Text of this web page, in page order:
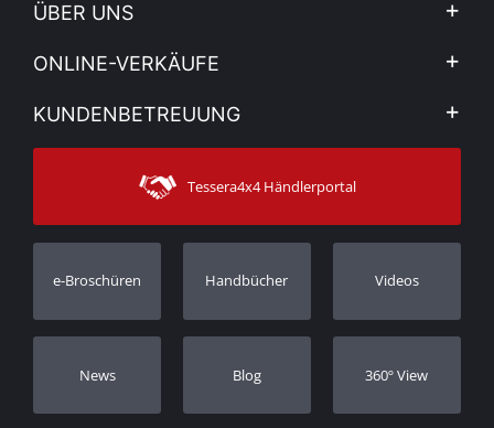
ÜBER UNS
Firma
Sehen Sie unsere Nachrichten
Sitemap
ONLINE-VERKÄUFE
Mein Konto
Versandarten
KUNDENBETREUUNG
Kontakt
Kundendienst
Bestellung verfolgen
Händler
Tessera4x4 Händlerportal
e-Broschüren Handbücher Videos
Νews Blog 360º View